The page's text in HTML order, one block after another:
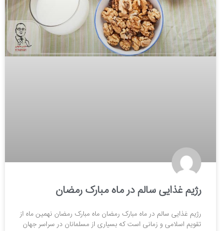
رژیم غذایی سالم در ماه مبارک رمضان
رژیم غذایی سالم در ماه مبارک رمضان ماه مبارک رمضان نهمین ماه از
تقویم اسلامی و زمانی است که بسیاری از مسلمانان در سراسر جهان